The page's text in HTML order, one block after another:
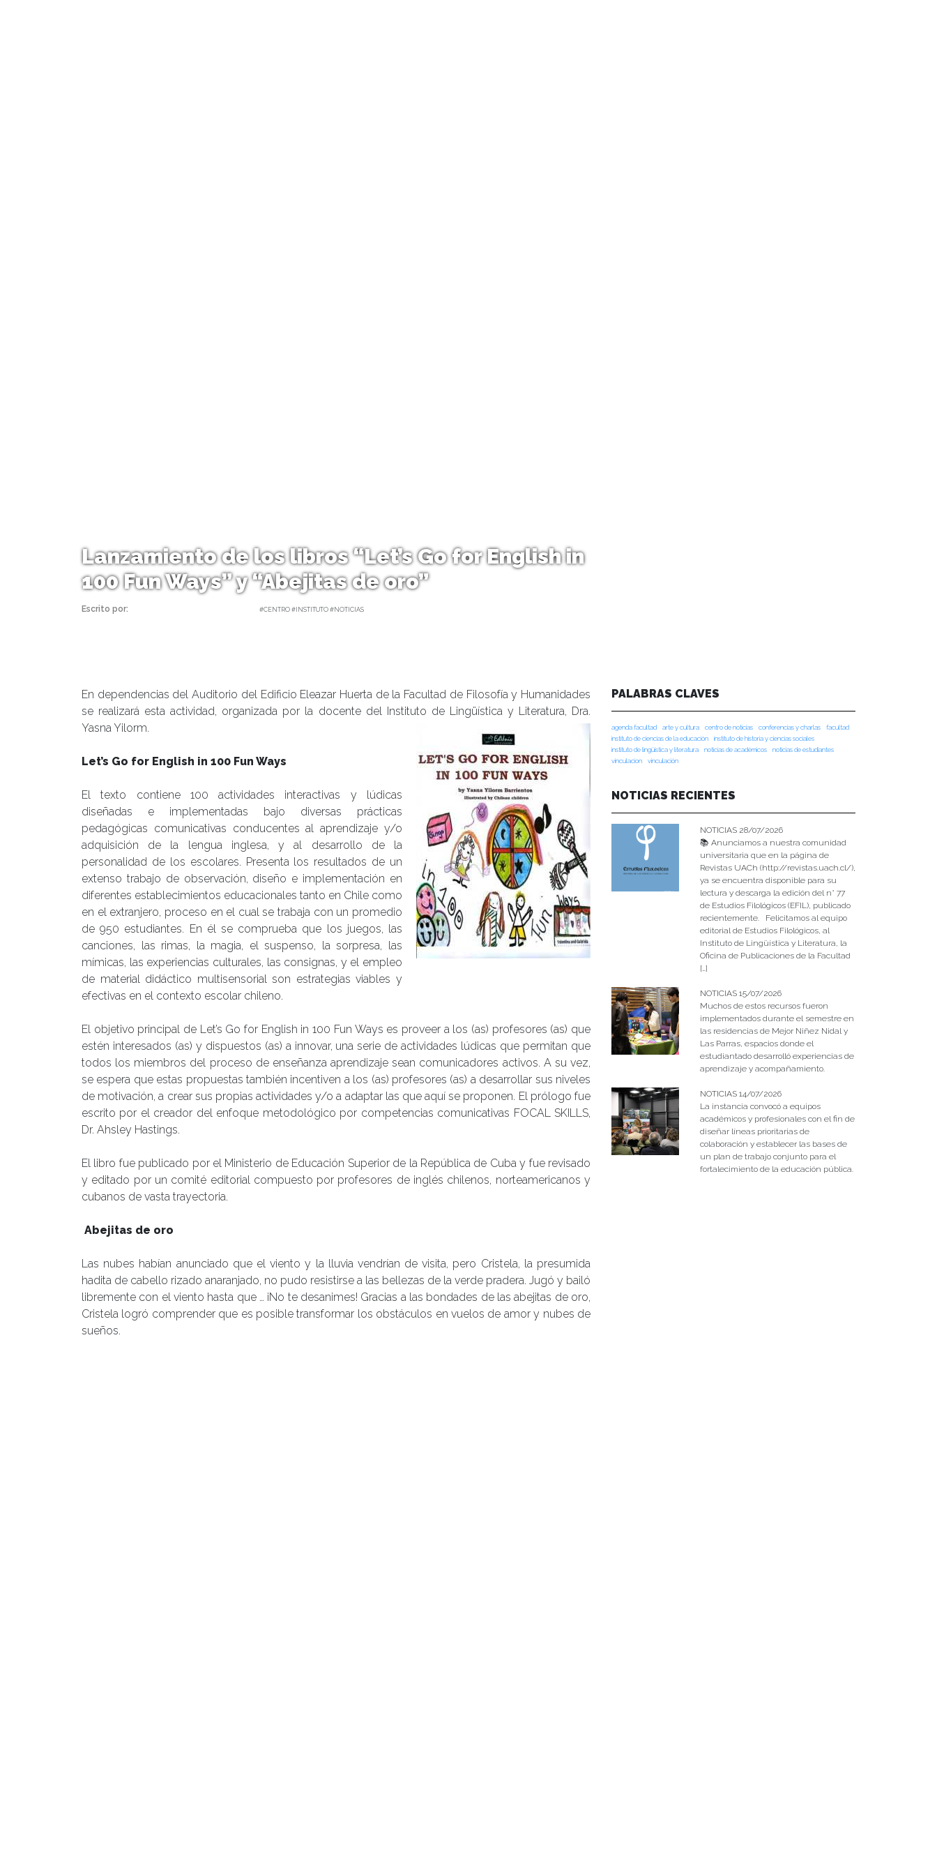
Lanzamiento de los libros “Let’s Go for English in
100 Fun Ways” y “Abejitas de oro”
Escrito por: #CENTRO #INSTITUTO #NOTICIAS
En dependencias del Auditorio del Edificio Eleazar Huerta de la Facultad de Filosofía y Humanidades
se realizará esta actividad, organizada por la docente del Instituto de Lingüística y Literatura, Dra.
Yasna Yilorm.
Let’s Go for English in 100 Fun Ways
El texto contiene 100 actividades interactivas y lúdicas
diseñadas e implementadas bajo diversas prácticas
pedagógicas comunicativas conducentes al aprendizaje y/o
adquisición de la lengua inglesa, y al desarrollo de la
personalidad de los escolares. Presenta los resultados de un
extenso trabajo de observación, diseño e implementación en
diferentes establecimientos educacionales tanto en Chile como
en el extranjero, proceso en el cual se trabaja con un promedio
de 950 estudiantes. En él se comprueba que los juegos, las
canciones, las rimas, la magia, el suspenso, la sorpresa, las
mímicas, las experiencias culturales, las consignas, y el empleo
de material didáctico multisensorial son estrategias viables y
efectivas en el contexto escolar chileno.
El objetivo principal de Let’s Go for English in 100 Fun Ways es proveer a los (as) profesores (as) que
estén interesados (as) y dispuestos (as) a innovar, una serie de actividades lúdicas que permitan que
todos los miembros del proceso de enseñanza aprendizaje sean comunicadores activos. A su vez,
se espera que estas propuestas también incentiven a los (as) profesores (as) a desarrollar sus niveles
de motivación, a crear sus propias actividades y/o a adaptar las que aquí se proponen. El prólogo fue
escrito por el creador del enfoque metodológico por competencias comunicativas FOCAL SKILLS,
Dr. Ahsley Hastings.
El libro fue publicado por el Ministerio de Educación Superior de la República de Cuba y fue revisado
y editado por un comité editorial compuesto por profesores de inglés chilenos, norteamericanos y
cubanos de vasta trayectoria.
Abejitas de oro
Las nubes habían anunciado que el viento y la lluvia vendrían de visita, pero Cristela, la presumida
hadita de cabello rizado anaranjado, no pudo resistirse a las bellezas de la verde pradera. Jugó y bailó
libremente con el viento hasta que … ¡No te desanimes! Gracias a las bondades de las abejitas de oro,
Cristela logró comprender que es posible transformar los obstáculos en vuelos de amor y nubes de
sueños.
PALABRAS CLAVES
agenda facultad arte y cultura centro de noticias conferencias y charlas
facultad
instituto de ciencias de la educación
instituto de historia y ciencias sociales
instituto de lingüística y literatura
noticias de académicos
noticias de estudiantes
vinculacion
vinculación
NOTICIAS RECIENTES
NOTICIAS 28/07/2026
📚 Anunciamos a nuestra comunidad
universitaria que en la página de
Revistas UACh (http://revistas.uach.cl/),
ya se encuentra disponible para su
lectura y descarga la edición del n° 77
de Estudios Filológicos (EFIL), publicado
recientemente. Felicitamos al equipo
editorial de Estudios Filológicos, al
Instituto de Lingüística y Literatura, la
Oficina de Publicaciones de la Facultad
[…]
NOTICIAS 15/07/2026
Muchos de estos recursos fueron
implementados durante el semestre en
las residencias de Mejor Niñez Nidal y
Las Parras, espacios donde el
estudiantado desarrolló experiencias de
aprendizaje y acompañamiento.
NOTICIAS 14/07/2026
La instancia convocó a equipos
académicos y profesionales con el fin de
diseñar líneas prioritarias de
colaboración y establecer las bases de
un plan de trabajo conjunto para el
fortalecimiento de la educación pública.